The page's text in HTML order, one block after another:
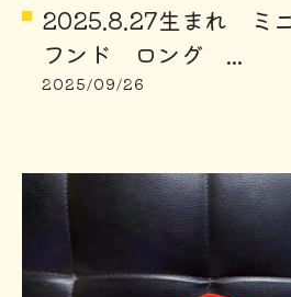
2025.8.27生まれ ミ
フンド ロング ...
2025/09/26